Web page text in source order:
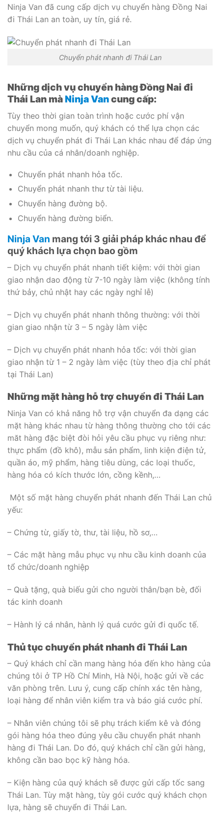
Ninja Van đã cung cấp dịch vụ chuyển hàng Đồng Nai
đi Thái Lan an toàn, uy tín, giá rẻ.
Chuyển phát nhanh đi Thái Lan
Những dịch vụ chuyển hàng Đồng Nai đi
Thái Lan màNinja Vancung cấp:
Tùy theo thời gian toàn trình hoặc cước phí vận
chuyển mong muốn, quý khách có thể lựa chọn các
dịch vụ chuyển phát đi Thái Lan khác nhau để đáp ứng
nhu cầu của cá nhân/doanh nghiệp.
Chuyển phát nhanh hỏa tốc.
Chuyển phát nhanh thư từ tài liệu.
Chuyển hàng đường bộ.
Chuyển hàng đường biển.
Ninja Van mang tới 3 giải pháp khác nhau để
quý khách lựa chọn bao gồm
– Dịch vụ chuyển phát nhanh tiết kiệm: với thời gian
giao nhận dao động từ 7-10 ngày làm việc (không tính
thứ bảy, chủ nhật hay các ngày nghỉ lễ)
– Dịch vụ chuyển phát nhanh thông thường: với thời
gian giao nhận từ 3 – 5 ngày làm việc
– Dịch vụ chuyển phát nhanh hỏa tốc: với thời gian
giao nhận từ 1 – 2 ngày làm việc (tùy theo địa chỉ phát
tại Thái Lan)
Những mặt hàng hỗ trợ chuyển đi Thái Lan
Ninja Van có khả năng hỗ trợ vận chuyển đa dạng các
mặt hàng khác nhau từ hàng thông thường cho tới các
măt hàng đặc biệt đòi hỏi yêu cầu phục vụ riêng như:
thực phẩm (đồ khô), mẫu sản phẩm, linh kiện điện tử,
quần áo, mỹ phẩm, hàng tiêu dùng, các loại thuốc,
hàng hóa có kích thước lớn, cồng kềnh,…
Một số mặt hàng chuyển phát nhanh đến Thái Lan chủ
yếu:
– Chứng từ, giấy tờ, thư, tài liệu, hồ sơ,…
– Các mặt hàng mẫu phục vụ nhu cầu kinh doanh của
tổ chức/doanh nghiệp
– Quà tặng, quà biếu gửi cho người thân/bạn bè, đối
tác kinh doanh
– Hành lý cá nhân, hành lý quá cước gửi đi quốc tế.
Thủ tục chuyển phát nhanh đi Thái Lan
– Quý khách chỉ cần mang hàng hóa đến kho hàng của
chúng tôi ở TP Hồ Chí Minh, Hà Nội, hoặc gửi về các
văn phòng trên. Lưu ý, cung cấp chính xác tên hàng,
loại hàng để nhân viên kiểm tra và báo giá cước phí.
– Nhân viên chúng tôi sẽ phụ trách kiểm kê và đóng
gói hàng hóa theo đúng yêu cầu chuyển phát nhanh
hàng đi Thái Lan. Do đó, quý khách chỉ cần gửi hàng,
không cần bao bọc kỹ hàng hóa.
– Kiện hàng của quý khách sẽ được gửi cấp tốc sang
Thái Lan. Tùy mặt hàng, tùy gói cước quý khách chọn
lựa, hàng sẽ chuyển đi Thái Lan.